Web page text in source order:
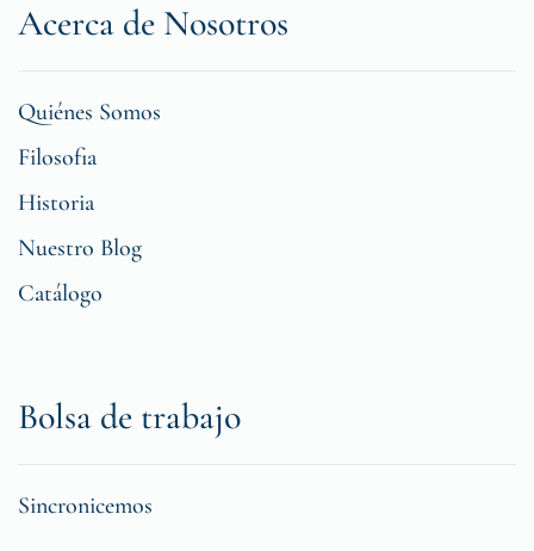
Acerca de Nosotros
Quiénes Somos
Filosofia
Historia
Nuestro Blog
Catálogo
Bolsa de trabajo
Sincronicemos